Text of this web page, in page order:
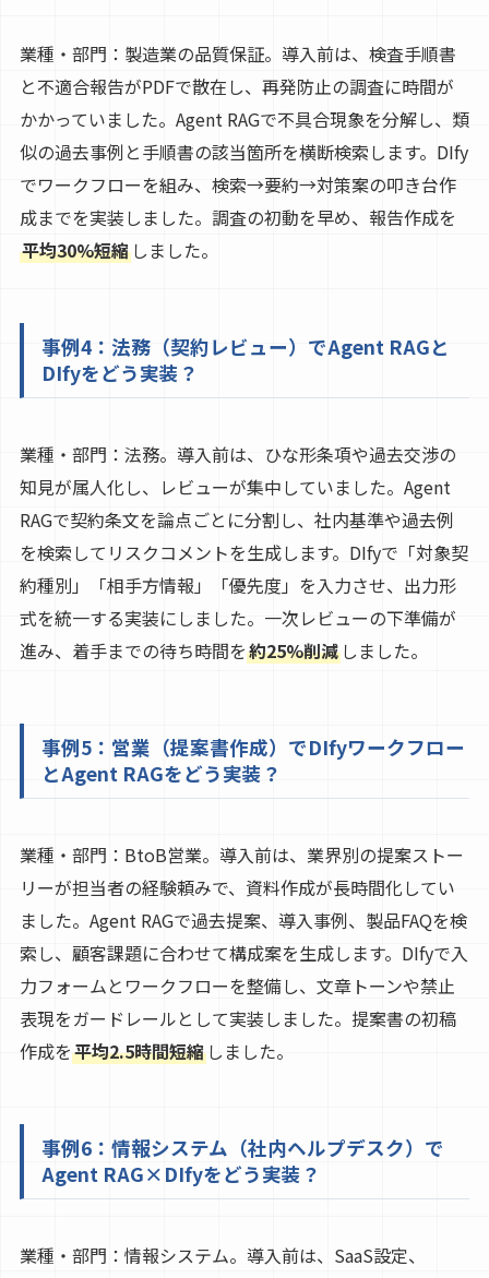
業種・部門：製造業の品質保証。導入前は、検査手順書
と不適合報告がPDFで散在し、再発防止の調査に時間が
かかっていました。Agent RAGで不具合現象を分解し、類
似の過去事例と手順書の該当箇所を横断検索します。DIfy
でワークフローを組み、検索→要約→対策案の叩き台作
成までを実装しました。調査の初動を早め、報告作成を
平均30%短縮しました。
事例4：法務（契約レビュー）でAgent RAGと
DIfyをどう実装？
業種・部門：法務。導入前は、ひな形条項や過去交渉の
知見が属人化し、レビューが集中していました。Agent
RAGで契約条文を論点ごとに分割し、社内基準や過去例
を検索してリスクコメントを生成します。DIfyで「対象契
約種別」「相手方情報」「優先度」を入力させ、出力形
式を統一する実装にしました。一次レビューの下準備が
進み、着手までの待ち時間を約25%削減しました。
事例5：営業（提案書作成）でDIfyワークフロー
とAgent RAGをどう実装？
業種・部門：BtoB営業。導入前は、業界別の提案ストー
リーが担当者の経験頼みで、資料作成が長時間化してい
ました。Agent RAGで過去提案、導入事例、製品FAQを検
索し、顧客課題に合わせて構成案を生成します。DIfyで入
力フォームとワークフローを整備し、文章トーンや禁止
表現をガードレールとして実装しました。提案書の初稿
作成を平均2.5時間短縮しました。
事例6：情報システム（社内ヘルプデスク）で
Agent RAG×DIfyをどう実装？
業種・部門：情報システム。導入前は、SaaS設定、